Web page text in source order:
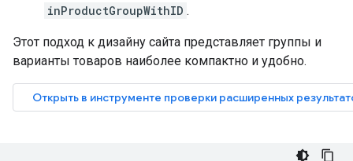
inProductGroupWithID .
Этот подход к дизайну сайта представляет группы и
варианты товаров наиболее компактно и удобно.